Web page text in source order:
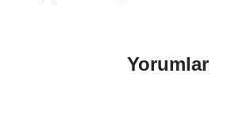
Yorumlar